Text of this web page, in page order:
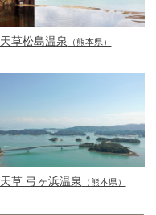
天草松島温泉 （熊本県）
天草 弓ヶ浜温泉 （熊本県）